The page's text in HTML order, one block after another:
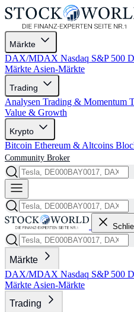
Märkte
DAX/MDAX Nasdaq S&P 500
Märkte Asien-Märkte
Trading
Analysen Trading & Momentum
Value & Growth
Krypto
Bitcoin Ethereum & Altcoins
Community Broker
Märkte
DAX/MDAX Nasdaq S&P 500
Märkte Asien-Märkte
Trading